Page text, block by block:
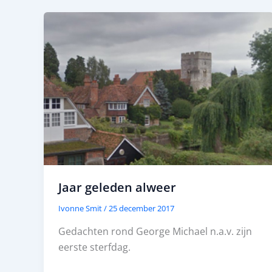
Jaar geleden alweer
Ivonne Smit/25 december 2017
Gedachten rond George Michael n.a.v. zijn
eerste sterfdag.